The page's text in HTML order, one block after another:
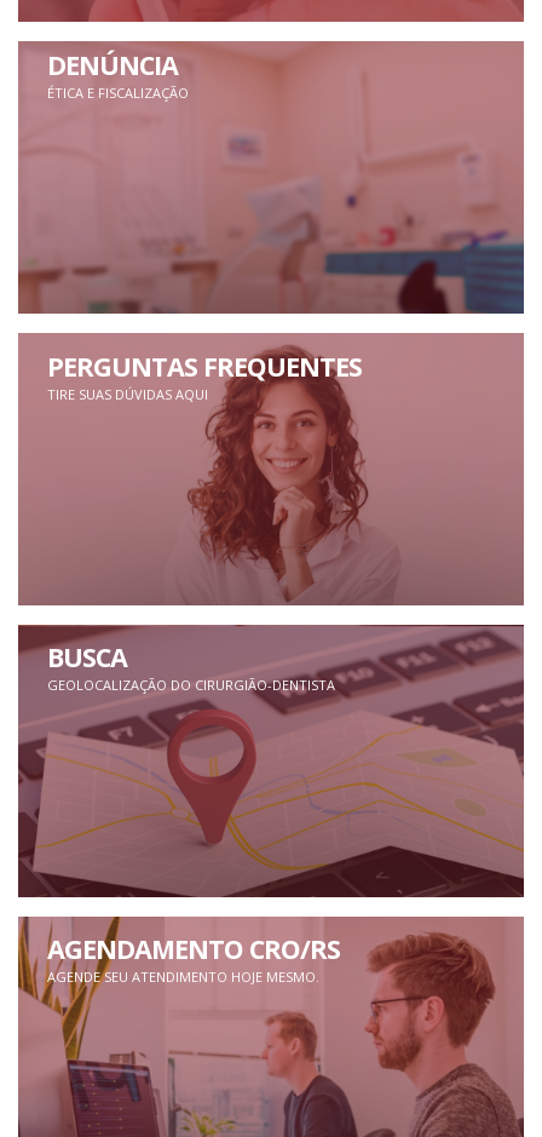
DENÚNCIA
ÉTICA E FISCALIZAÇÃO
PERGUNTAS FREQUENTES
TIRE SUAS DÚVIDAS AQUI
BUSCA
GEOLOCALIZAÇÃO DO CIRURGIÃO-DENTISTA
AGENDAMENTO CRO/RS
AGENDE SEU ATENDIMENTO HOJE MESMO.